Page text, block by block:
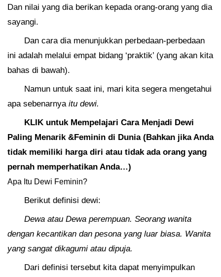
Dan nilai yang dia berikan kepada orang-orang yang dia
sayangi.
Dan cara dia menunjukkan perbedaan-perbedaan
ini adalah melalui empat bidang ‘praktik’ (yang akan kita
bahas di bawah).
Namun untuk saat ini, mari kita segera mengetahui
apa sebenarnya itu dewi.
KLIK untuk Mempelajari Cara Menjadi Dewi
Paling Menarik &Feminin di Dunia (Bahkan jika Anda
tidak memiliki harga diri atau tidak ada orang yang
pernah memperhatikan Anda…)
Apa Itu Dewi Feminin?
Berikut definisi dewi:
Dewa atau Dewa perempuan. Seorang wanita
dengan kecantikan dan pesona yang luar biasa. Wanita
yang sangat dikagumi atau dipuja.
Dari definisi tersebut kita dapat menyimpulkan